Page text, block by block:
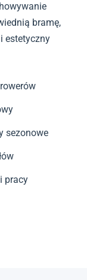
bramę,
estetyczny
sezonowe
pracy